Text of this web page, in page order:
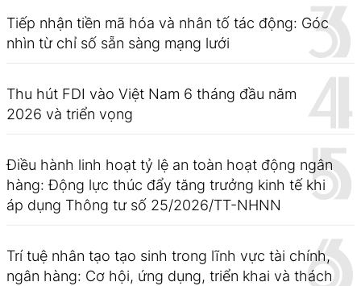
Tiếp nhận tiền mã hóa và nhân tố tác động: Góc
nhìn từ chỉ số sẵn sàng mạng lưới
Thu hút FDI vào Việt Nam 6 tháng đầu năm
2026 và triển vọng
Điều hành linh hoạt tỷ lệ an toàn hoạt động ngân
hàng: Động lực thúc đẩy tăng trưởng kinh tế khi
áp dụng Thông tư số 25/2026/TT-NHNN
Trí tuệ nhân tạo tạo sinh trong lĩnh vực tài chính,
ngân hàng: Cơ hội, ứng dụng, triển khai và thách